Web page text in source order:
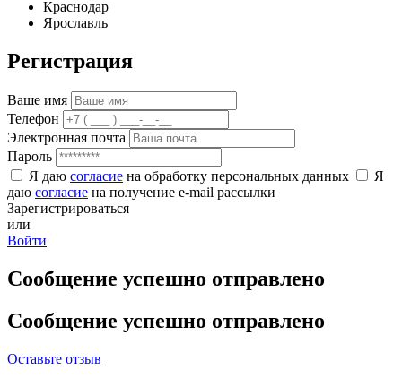
Краснодар
Ярославль
Регистрация
Ваше имя
Телефон
Электронная почта
Пароль
Я даю согласие на обработку персональных данных
Я
даю согласие на получение e-mail рассылки
Зарегистрироваться
или
Войти
Сообщение успешно отправлено
Сообщение успешно отправлено
Оставьте отзыв